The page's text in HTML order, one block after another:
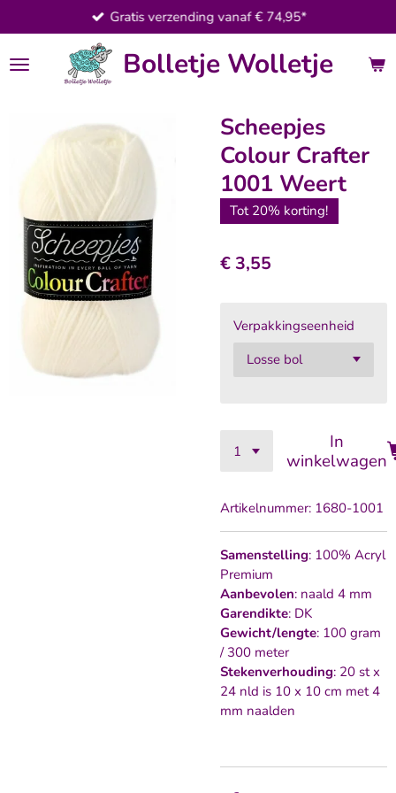
direct
naar
de
Bolletje Wolletje
Gratis verzending vanaf € 74,95*
Scheepjes
Colour Crafter
1001 Weert
Tot 20% korting!
€ 3,55
Verpakkingseenheid
In
winkelwagen
Artikelnummer: 1680-1001
Samenstelling: 100% Acryl
Premium
Aanbevolen: naald 4 mm
Garendikte: DK
Gewicht/lengte: 100 gram
/ 300 meter
Stekenverhouding: 20 st x
24 nld is 10 x 10 cm met 4
mm naalden